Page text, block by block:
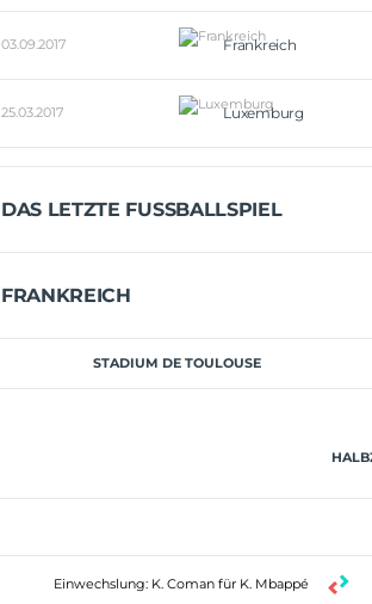
03.09.2017 Frankreich
25.03.2017 Luxemburg
DAS LETZTE FUSSBALLSPIEL
FRANKREICH
STADIUM DE TOULOUSE
Einwechslung: K. Coman für K. Mbappé